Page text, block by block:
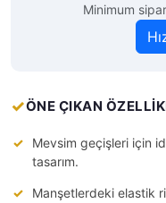
ÖNE ÇIKAN
Mevsim geçişleri için
tasarım.
Manşetlerdeki elastik
Minimum